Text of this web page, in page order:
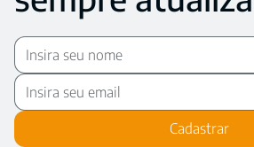
Cadastrar